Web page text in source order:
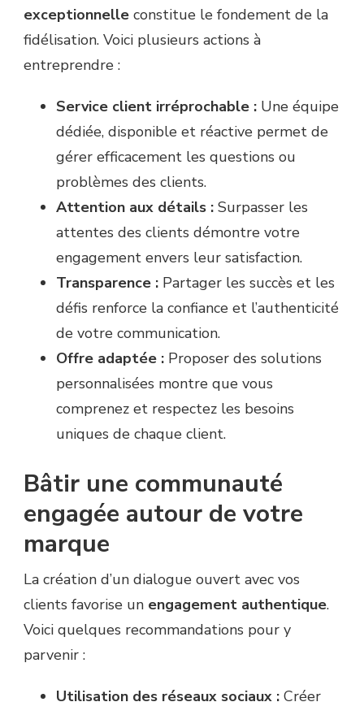
exceptionnelle constitue le fondement de la
fidélisation. Voici plusieurs actions à
entreprendre :
Service client irréprochable : Une équipe
dédiée, disponible et réactive permet de
gérer efficacement les questions ou
problèmes des clients.
Attention aux détails : Surpasser les
attentes des clients démontre votre
engagement envers leur satisfaction.
Transparence : Partager les succès et les
défis renforce la confiance et l’authenticité
de votre communication.
Offre adaptée : Proposer des solutions
personnalisées montre que vous
comprenez et respectez les besoins
uniques de chaque client.
Bâtir une communauté
engagée autour de votre
marque
La création d’un dialogue ouvert avec vos
clients favorise un engagement authentique.
Voici quelques recommandations pour y
parvenir :
Utilisation des réseaux sociaux : Créer